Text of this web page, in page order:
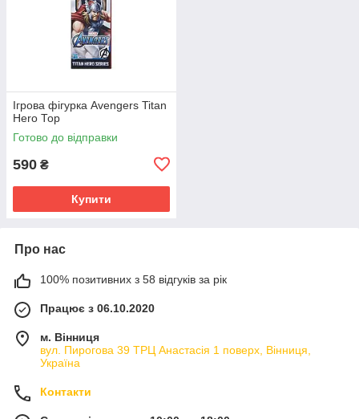
Ігрова фігурка Avengers Titan
Hero Тор
Готово до відправки
590 ₴
Купити
Про нас
100% позитивних з 58 відгуків за рік
Працює з 06.10.2020
м. Вінниця
вул. Пирогова 39 ТРЦ Анастасія 1 поверх, Вінниця,
Україна
Контакти